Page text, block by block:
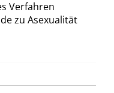
Verfahren
zu Asexualität